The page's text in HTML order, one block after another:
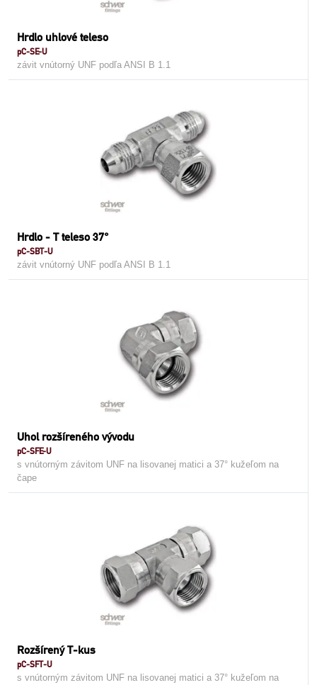
Hrdlo uhlové teleso
pC-SE-U
závit vnútorný UNF podľa ANSI B 1.1
Hrdlo - T teleso 37°
pC-SBT-U
závit vnútorný UNF podľa ANSI B 1.1
Uhol rozšíreného vývodu
pC-SFE-U
s vnútorným závitom UNF na lisovanej matici a 37° kužeľom na
čape
Rozšírený T-kus
pC-SFT-U
s vnútorným závitom UNF na lisovanej matici a 37° kužeľom na